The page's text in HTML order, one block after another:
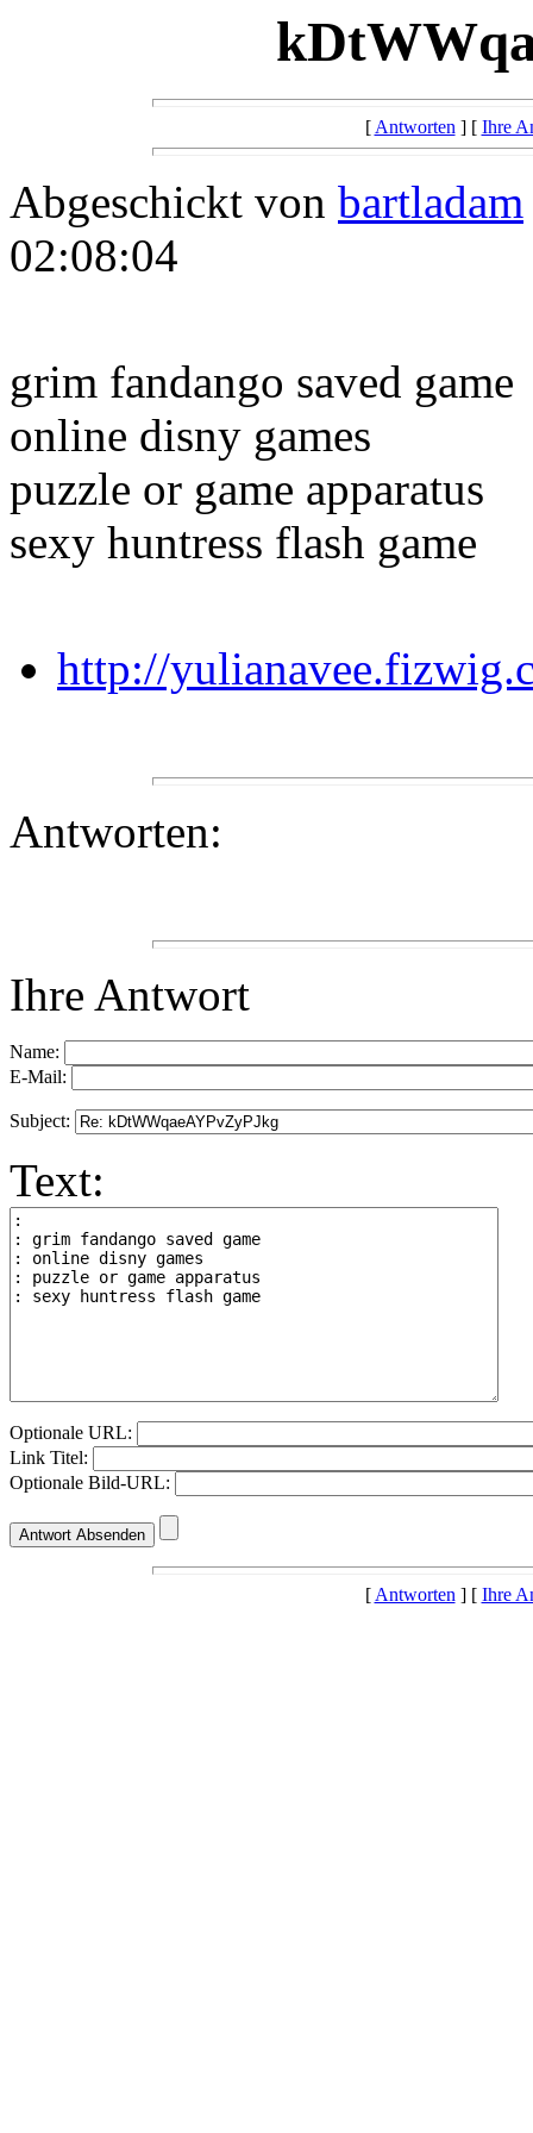
[Antworten] [ Ihre
Abgeschickt von bartladam
02:08:04
grim fandango saved game
online disny games
puzzle or game apparatus
sexy huntress flash game
http://
Antworten:
Ihre Antwort
Name:
E-Mail:
Subject:
Text:
Optionale URL:
Link Titel:
Optionale Bild-URL:
[Antworten] [ Ihre